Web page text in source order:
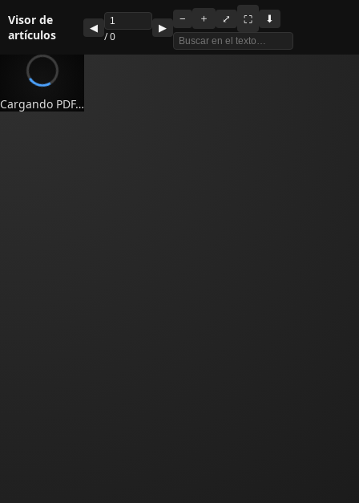
Visor de
artículos
◀
/0
▶
− ＋ ⤢ ⛶ ⬇
Cargando PDF…